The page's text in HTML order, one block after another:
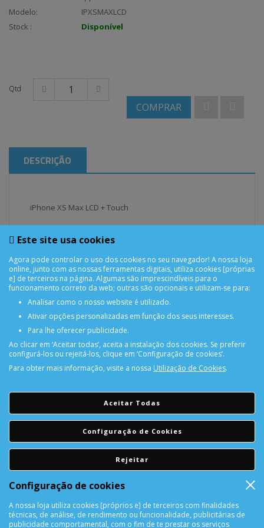
Modelo:
IPXSMAXLCD
Stock :
Disponível
Qtd
COMPRAR
DESCRIÇÃO
iPhone XS Max LCD + Touch
PORTES GRÁTIS
Encomendas acima de 150€
CONSULTAR REPARAÇÃO
DEVOLUÇÕES
Devolução Garantida!
SUPORTE ONLINE
Este site usa cookies
Agora pode controlar o uso dos cookies no seu navegador! A nossa loja
online, junto com as nossas ferramentas digitais, utiliza cookies [próprias
e] de terceiros na página. Algumas são imprescindíveis para o
funcionamento correto da web; outras são opcionais e utilizam-se para:
Analisar como o nosso website é utilizado.
Ativar opções personalizadas em função dos seus interesses.
Para lhe oferecer publicidade.
Ao clicar em ‘Aceitar todas’, aceita a instalação dos cookies. Se preferir
configurá-los ou rejeitá-los, clique em ‘Configuração de cookies’.
Para obter mais informação, visite a nossa Utilização de Cookies.
Aceitar Todas
Configuração de Cookies
Rejeitar
Configuração de cookies
A nossa loja utiliza cookies [próprios e] de terceiros com finalidades
técnicas, de análise, de rendimento ou funcionalidade, publicitárias de
publicidade comportamental, com o fim de te prestar os serviços